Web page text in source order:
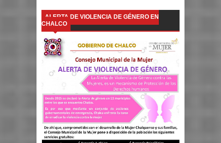
ALERTA DE VIOLENCIA DE GÉNERO EN
CHALCO